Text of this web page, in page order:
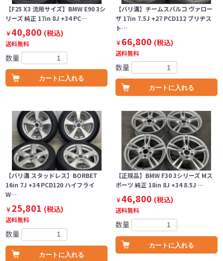
【F25 X3 流用サイズ】BMW E90 3シ
リーズ 純正 17in 8J +34 PC…
￥40,800 (税込)
送料無料
数量
カートに入れる
【バリ溝】チームスパルコ ヴァロー
ザ 17in 7.5J +27 PCD112 ブリヂス
ト…
￥66,800 (税込)
送料無料
数量
カートに入れる
【バリ溝 スタッドレス】BORBET
16in 7J +34 PCD120 ハイフライ
W…
￥25,801 (税込)
送料無料
数量
カートに入れる
【正規品】BMW F30 3シリーズ Mス
ポーツ 純正 18in 8J +34 8.5J …
￥46,800 (税込)
送料無料
数量
カートに入れる